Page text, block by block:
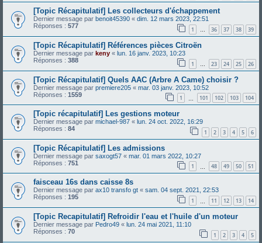
[Topic Récapitulatif] Les collecteurs d'échappement
Dernier message par benoit45390 « dim. 12 mars 2023, 22:51
Réponses : 577 1 … 36 37 38 39
[Topic Récapitulatif] Références pièces Citroën
Dernier message par keny « lun. 16 janv. 2023, 10:23
Réponses : 388 1 … 23 24 25 26
[Topic Récapitulatif] Quels AAC (Arbre A Came) choisir ?
Dernier message par premiere205 « mar. 03 janv. 2023, 10:52
Réponses : 1559 1 101 102 103 104
[Topic récapitulatif] Les gestions moteur
Dernier message par michael-987 « lun. 24 oct. 2022, 16:29
Réponses : 84 1 2 3 4 5 6
[Topic Récapitulatif] Les admissions
Dernier message par saxogt57 « mar. 01 mars 2022, 10:27
Réponses : 751 1 48 49 50 51
faisceau 16s dans caisse 8s
Dernier message par ax10 transfo gt « sam. 04 sept. 2021, 22:53
Réponses : 195 1 11 12 13 14
[Topic Recapitulatif] Refroidir l'eau et l'huile d'un moteur
Dernier message par Pedro49 « lun. 24 mai 2021, 11:10
Réponses : 70 1 2 3 4 5